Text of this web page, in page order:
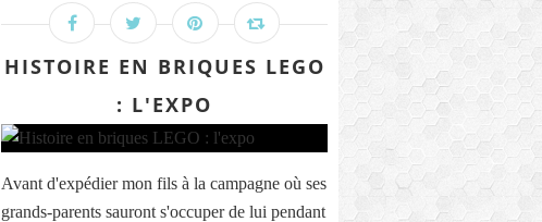
HISTOIRE EN BRIQUES LEGO
: L'EXPO
Avant d'expédier mon fils à la campagne où ses
grands-parents sauront s'occuper de lui pendant